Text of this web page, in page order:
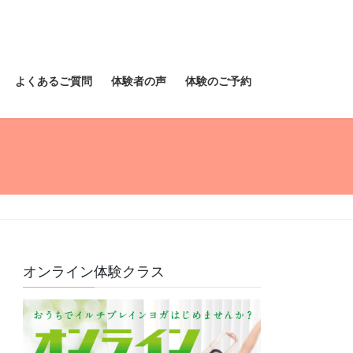
よくあるご質問 体験者の声 体験のご予約
オンライン体験クラス